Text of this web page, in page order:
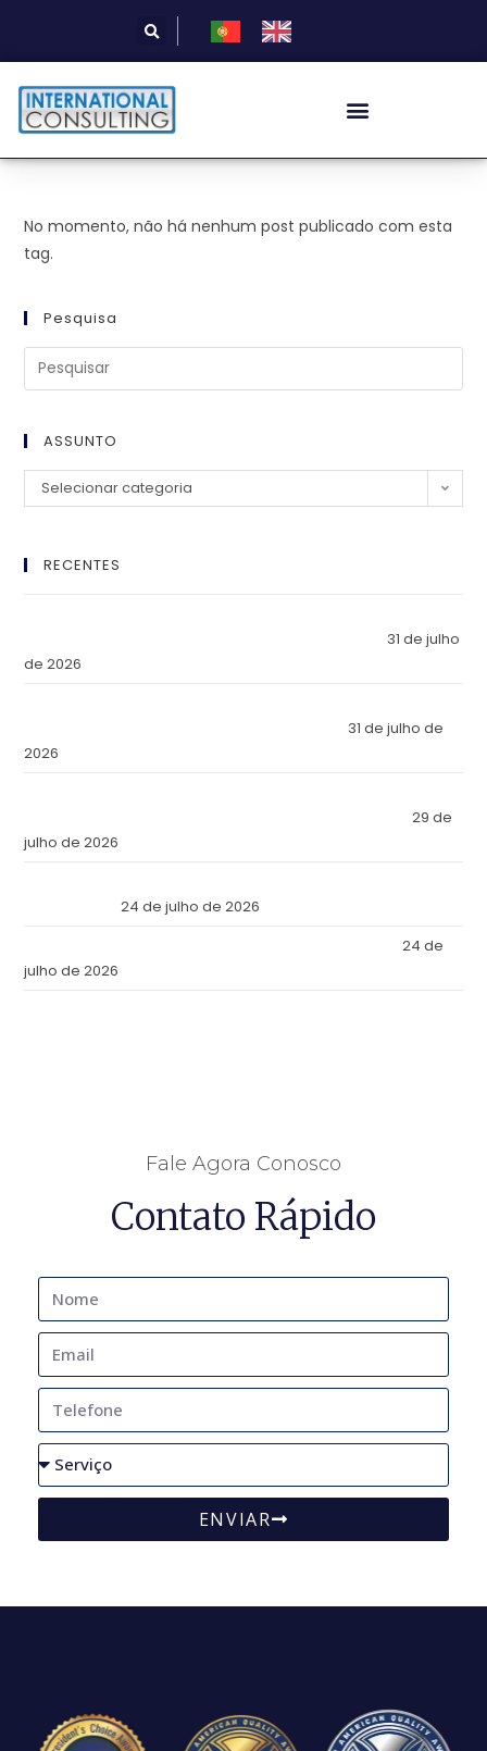
No momento, não há nenhum post publicado com esta
tag.
Pesquisa
ASSUNTO
Selecionar categoria
RECENTES
31 de julho
de 2026
31 de julho de
2026
29 de
julho de 2026
24 de julho de 2026
24 de
julho de 2026
Fale Agora Conosco
Contato Rápido
ENVIAR